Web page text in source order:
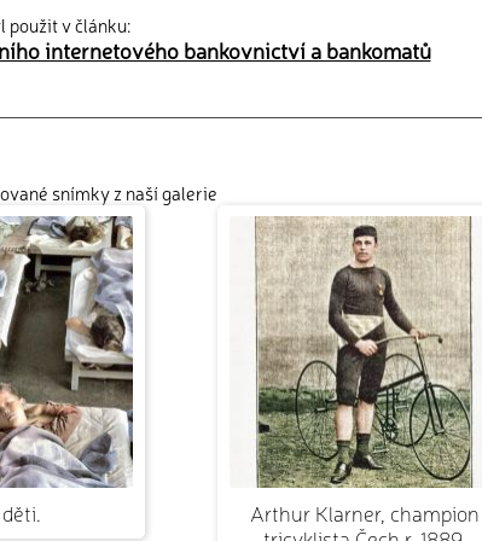
použit v článku:
internetového bankovnictví a bankomatů
snímky z naší galerie
Arthur Klarner, champion